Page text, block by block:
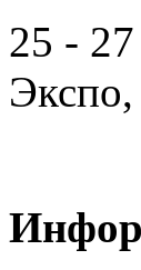
25 -
Экспо,